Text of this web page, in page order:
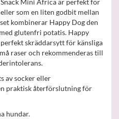
Mini Africa är perfekt för
som en liten godbit mellan
kombinerar Happy Dog den
glutenfri potatis. Happy
skräddarsytt för känsliga
raser och rekommenderas till
av socker eller
praktisk återförslutning för
hundar.